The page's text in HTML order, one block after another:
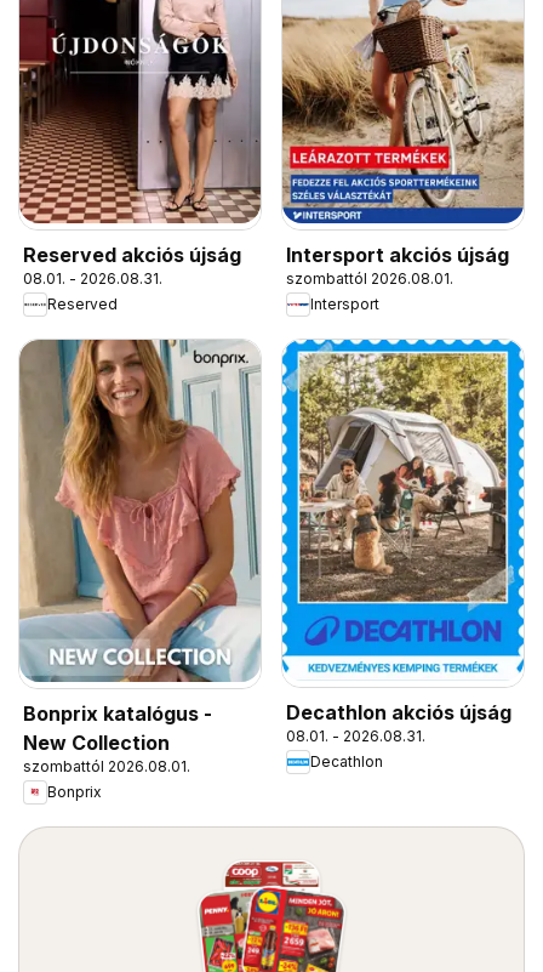
Reserved akciós újság
08.01. - 2026.08.31.
Reserved
Intersport akciós újság
szombattól 2026.08.01.
Intersport
Bonprix katalógus -
New Collection
szombattól 2026.08.01.
Bonprix
Decathlon akciós újság
08.01. - 2026.08.31.
Decathlon